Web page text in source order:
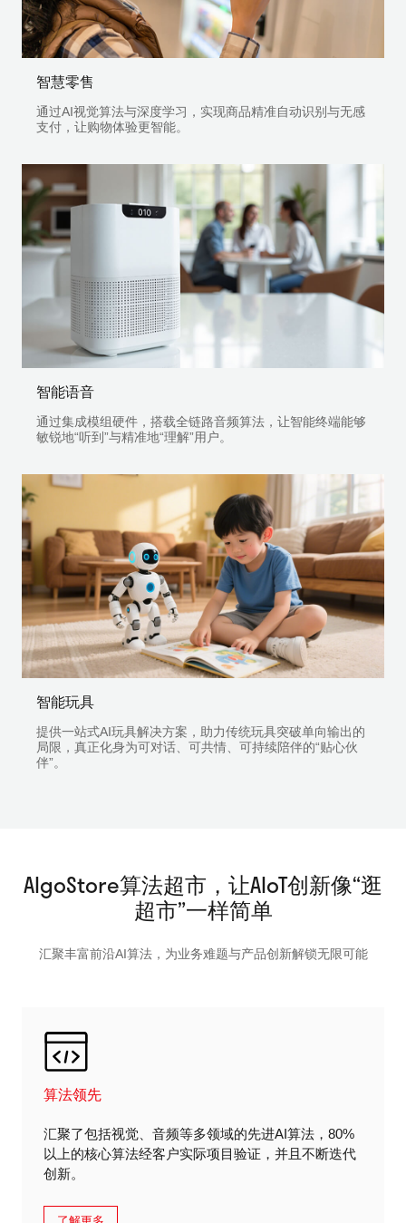
智慧零售
通过AI视觉算法与深度学习，实现商品精准自动识别与无感
支付，让购物体验更智能。
智能语音
通过集成模组硬件，搭载全链路音频算法，让智能终端能够
敏锐地“听到”与精准地“理解”用户。
智能玩具
提供一站式AI玩具解决方案，助力传统玩具突破单向输出的
局限，真正化身为可对话、可共情、可持续陪伴的“贴心伙
伴”。
AlgoStore算法超市，让AIoT创新像“逛
超市”一样简单
汇聚丰富前沿AI算法，为业务难题与产品创新解锁无限可能
算法领先
汇聚了包括视觉、音频等多领域的先进AI算法，80%
以上的核心算法经客户实际项目验证，并且不断迭代
创新。